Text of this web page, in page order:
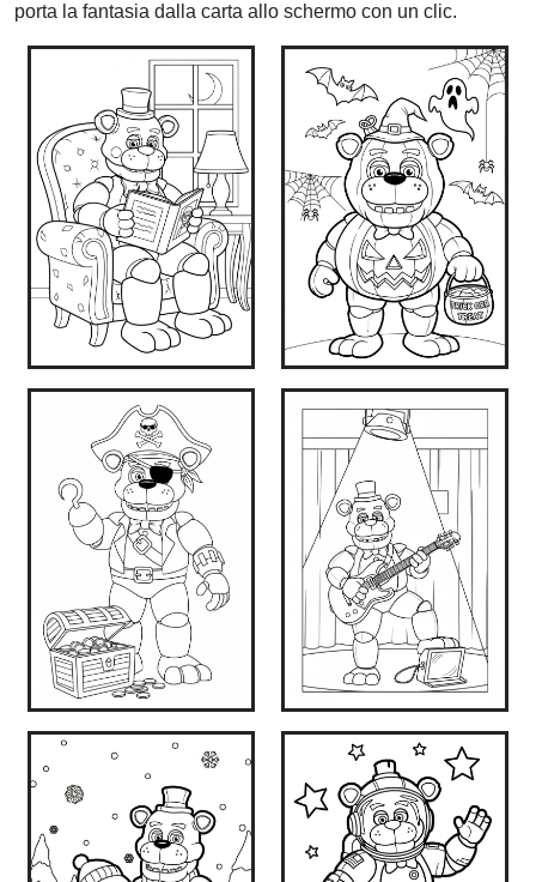
porta la fantasia dalla carta allo schermo con un clic.